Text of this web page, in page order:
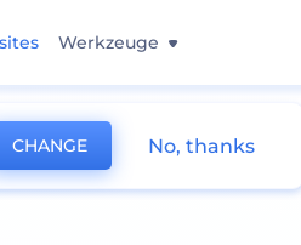
Werkzeuge
CHANGE No, thanks